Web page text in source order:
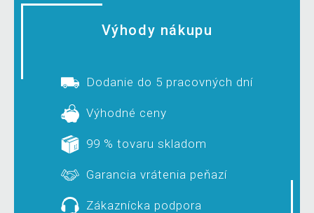
Výhody nákupu
Dodanie do 5 pracovných dní
Výhodné ceny
99 % tovaru skladom
Garancia vrátenia peňazí
Zákaznícka podpora